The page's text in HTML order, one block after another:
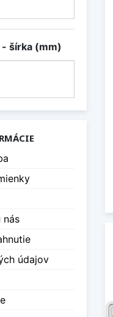
šírka (mm)
nás
údajov